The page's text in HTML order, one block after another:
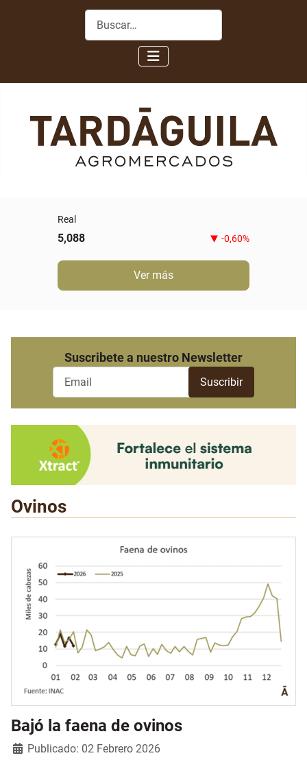
Buscar
Real
5,088 -0,60%
Ver más
Suscribete a nuestro Newsletter
Ovinos
Bajó la faena de ovinos
Detalles
Publicado: 02 Febrero 2026